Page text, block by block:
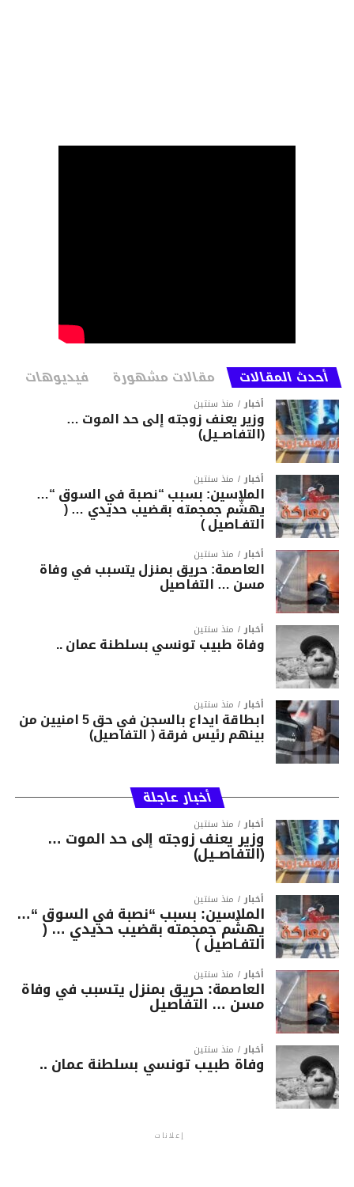
أحدث المقالات مقالات مشهورة فيديوهات
أخبار منذ سنتين
وزير يعنف زوجته إلى حد الموت …
(التفاصــيل)
أخبار منذ سنتين
الملاسين: بسبب “نصبة في السوق “…
يهشّم جمجمته بقضيب حديدي … (
التفـاصيل )
أخبار منذ سنتين
العاصمة: حريق بمنزل يتسبب في وفاة
مسن … التفاصيل
أخبار منذ سنتين
وفاة طبيب تونسي بسلطنة عمان ..
أخبار منذ سنتين
ابطاقة ايداع بالسجن في حق 5 امنيين من
بينهم رئيس فرقة ( التفاصيل)
أخبار عاجلة
أخبار منذ سنتين
وزير يعنف زوجته إلى حد الموت …
(التفاصــيل)
أخبار منذ سنتين
الملاسين: بسبب “نصبة في السوق “…
يهشّم جمجمته بقضيب حديدي … (
التفـاصيل )
أخبار منذ سنتين
العاصمة: حريق بمنزل يتسبب في وفاة
مسن … التفاصيل
أخبار منذ سنتين
وفاة طبيب تونسي بسلطنة عمان ..
إعلانات